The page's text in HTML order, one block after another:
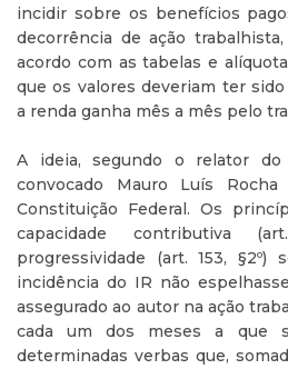
incidir sobre os benefícios
decorrência de ação
acordo com as tabelas e
que os valores deveriam ter
a renda ganha mês a mês pelo
A ideia, segundo o relator do
convocado Mauro Luís
Constituição Federal. Os
capacidade contributiva
progressividade (art. 153, §2º)
incidência do IR não
assegurado ao autor na ação
cada um dos meses a que
determinadas verbas que,